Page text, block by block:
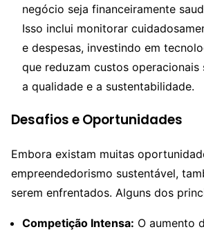
negócio seja financeiramente
Isso inclui monitorar
e despesas, investindo em
que reduzam custos
a qualidade e a sustentabilidade.
Desafios e Oportunidades
Embora existam muitas
empreendedorismo sustentável,
serem enfrentados. Alguns dos
Competição Intensa: O aumento